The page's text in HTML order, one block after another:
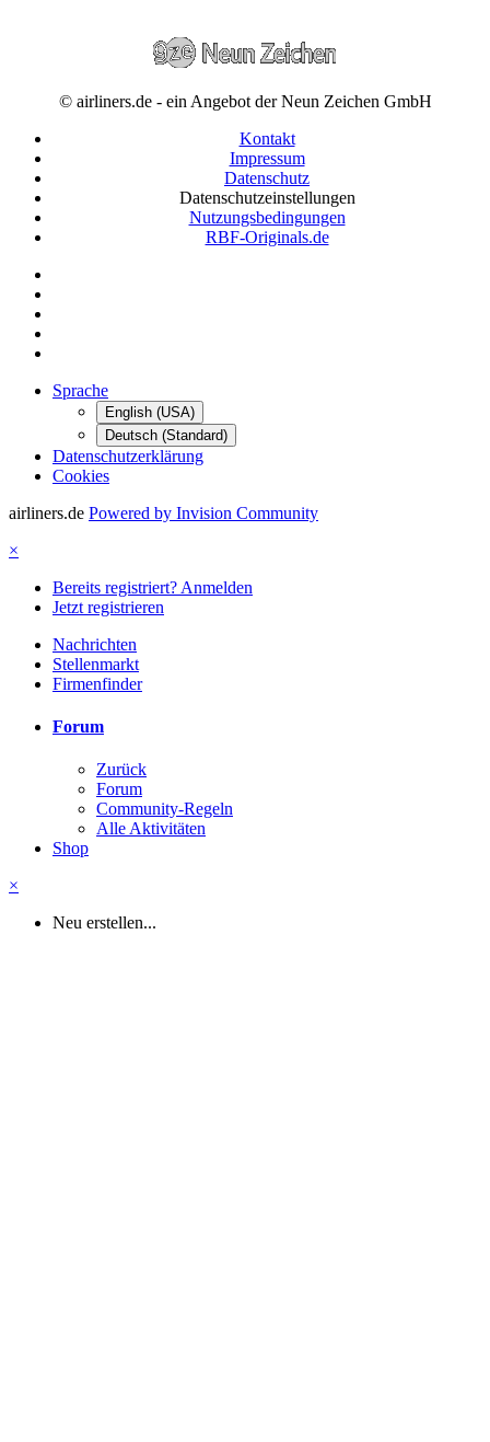
© airliners.de - ein Angebot der Neun Zeichen GmbH
Kontakt
Impressum
Datenschutz
Datenschutzeinstellungen
Nutzungsbedingungen
RBF-Originals.de
Sprache
English (USA)
Deutsch (Standard)
Datenschutzerklärung
Cookies
airliners.de Powered by Invision Community
×
Bereits registriert? Anmelden
Jetzt registrieren
Nachrichten
Stellenmarkt
Firmenfinder
Forum
Zurück
Forum
Community-Regeln
Alle Aktivitäten
Shop
×
Neu erstellen...